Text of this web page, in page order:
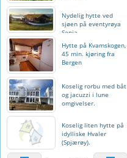
Nydelig hytte ved
sjøen på eventyrøya
Senja
Hytte på Kvamskogen,
45 min. kjøring fra
Bergen
Koselig rorbu med båt
og jacuzzi i lune
omgivelser.
Koselig liten hytte på
idylliske Hvaler
(Spjærøy).